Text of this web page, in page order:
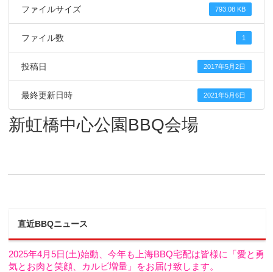
ファイルサイズ 793.08 KB
ファイル数 1
投稿日 2017年5月2日
最終更新日時 2021年5月6日
新虹橋中心公園BBQ会場
直近BBQニュース
2025年4月5日(土)始動、今年も上海BBQ宅配は皆様に「愛と勇
気とお肉と笑顔、カルビ増量」をお届け致します。